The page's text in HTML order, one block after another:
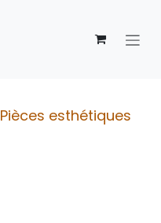
esthétiques